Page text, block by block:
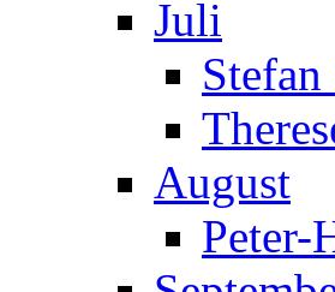
Juli
August
Peter-